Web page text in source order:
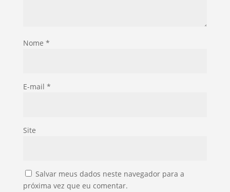
Nome *
E-mail *
Site
Salvar meus dados neste navegador para a
próxima vez que eu comentar.